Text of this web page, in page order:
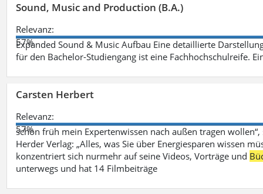
Sound, Music and Production (B.A.)
Relevanz:
57%
Expanded Sound & Music Aufbau Eine detaillierte
für den Bachelor-Studiengang ist eine Fachhochschulreife.
Carsten Herbert
Relevanz:
57%
schon früh mein Expertenwissen nach außen tragen
Herder Verlag: „Alles, was Sie über Energiesparen wissen
konzentriert sich nurmehr auf seine Videos, Vorträge und
unterwegs und hat 14 Filmbeiträge